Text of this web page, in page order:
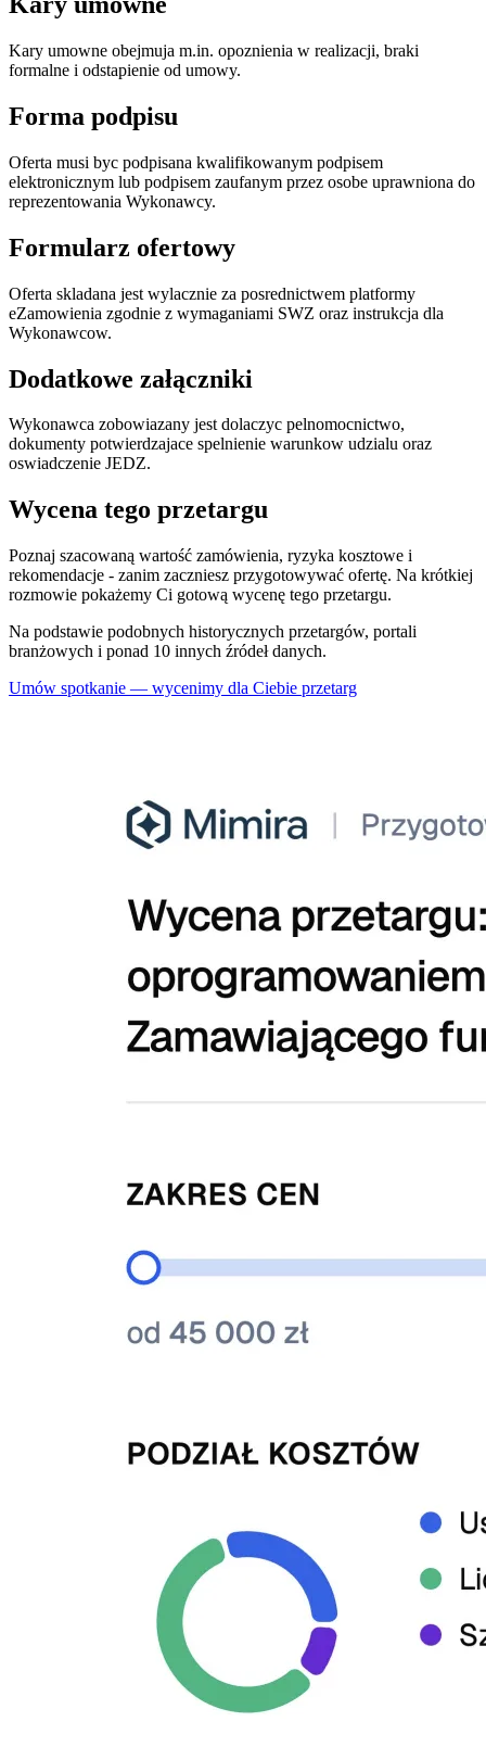
Kary umowne obejmuja m.in. opoznienia w realizacji, braki
formalne i odstapienie od umowy.
Forma podpisu
Oferta musi byc podpisana kwalifikowanym podpisem
elektronicznym lub podpisem zaufanym przez osobe uprawniona do
reprezentowania Wykonawcy.
Formularz ofertowy
Oferta skladana jest wylacznie za posrednictwem platformy
eZamowienia zgodnie z wymaganiami SWZ oraz instrukcja dla
Wykonawcow.
Dodatkowe załączniki
Wykonawca zobowiazany jest dolaczyc pelnomocnictwo,
dokumenty potwierdzajace spelnienie warunkow udzialu oraz
oswiadczenie JEDZ.
Wycena tego przetargu
Poznaj szacowaną wartość zamówienia, ryzyka kosztowe i
rekomendacje - zanim zaczniesz przygotowywać ofertę. Na krótkiej
rozmowie pokażemy Ci gotową wycenę tego przetargu.
Na podstawie podobnych historycznych przetargów, portali
branżowych i ponad 10 innych źródeł danych.
Umów spotkanie — wycenimy dla Ciebie przetarg